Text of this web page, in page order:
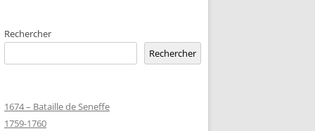
DE
Rechercher
Rechercher
1674 – Bataille de Seneffe
1759-1760